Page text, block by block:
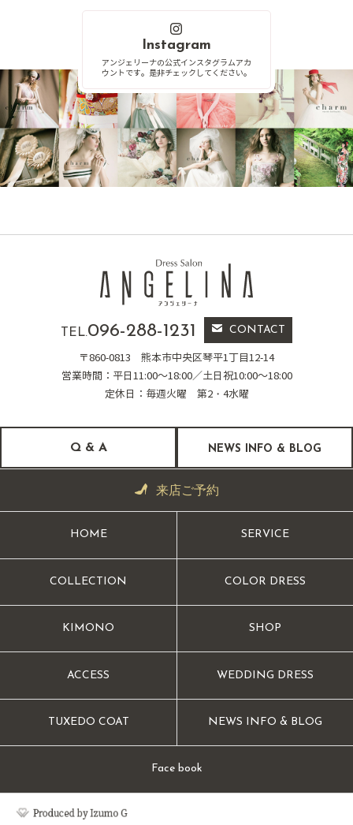
Instagram
アンジェリーナの公式インスタグラムアカ
ウントです。是非チェックしてください。
TEL.096-288-1231 CONTACT
〒860-0813 熊本市中央区琴平1丁目12-14
営業時間：平日11:00～18:00／土日祝10:00～18:00
定休日：毎週火曜 第2・4水曜
Q & A NEWS INFO & BLOG
来店ご予約
HOME SERVICE
COLLECTION COLOR DRESS
KIMONO SHOP
ACCESS WEDDING DRESS
TUXEDO COAT NEWS INFO & BLOG
Face book